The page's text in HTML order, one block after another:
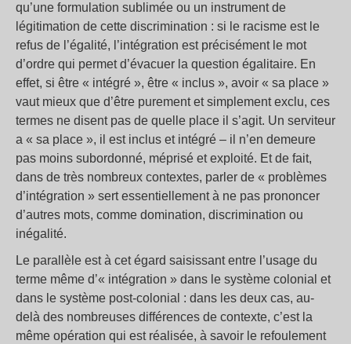
qu’une formulation sublimée ou un instrument de
légitimation de cette discrimination : si le racisme est le
refus de l’égalité, l’intégration est précisément le mot
d’ordre qui permet d’évacuer la question égalitaire. En
effet, si être « intégré », être « inclus », avoir « sa place »
vaut mieux que d’être purement et simplement exclu, ces
termes ne disent pas de quelle place il s’agit. Un serviteur
a « sa place », il est inclus et intégré – il n’en demeure
pas moins subordonné, méprisé et exploité. Et de fait,
dans de très nombreux contextes, parler de « problèmes
d’intégration » sert essentiellement à ne pas prononcer
d’autres mots, comme domination, discrimination ou
inégalité.
Le parallèle est à cet égard saisissant entre l’usage du
terme même d’« intégration » dans le système colonial et
dans le système post-colonial : dans les deux cas, au-
delà des nombreuses différences de contexte, c’est la
même opération qui est réalisée, à savoir le refoulement